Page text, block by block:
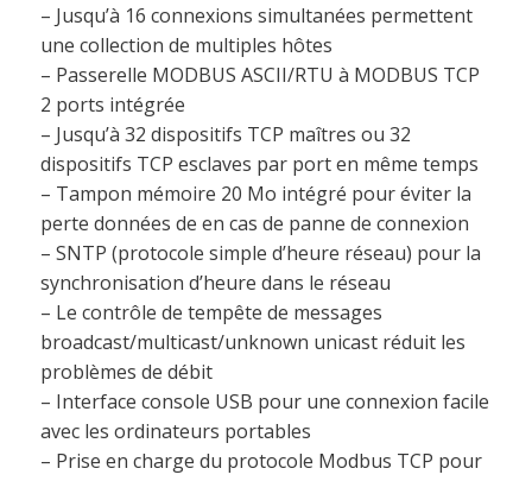
– Jusqu’à 16 connexions simultanées permettent
une collection de multiples hôtes
– Passerelle MODBUS ASCII/RTU à MODBUS TCP
2 ports intégrée
– Jusqu’à 32 dispositifs TCP maîtres ou 32
dispositifs TCP esclaves par port en même temps
– Tampon mémoire 20 Mo intégré pour éviter la
perte données de en cas de panne de connexion
– SNTP (protocole simple d’heure réseau) pour la
synchronisation d’heure dans le réseau
– Le contrôle de tempête de messages
broadcast/multicast/unknown unicast réduit les
problèmes de débit
– Interface console USB pour une connexion facile
avec les ordinateurs portables
– Prise en charge du protocole Modbus TCP pour